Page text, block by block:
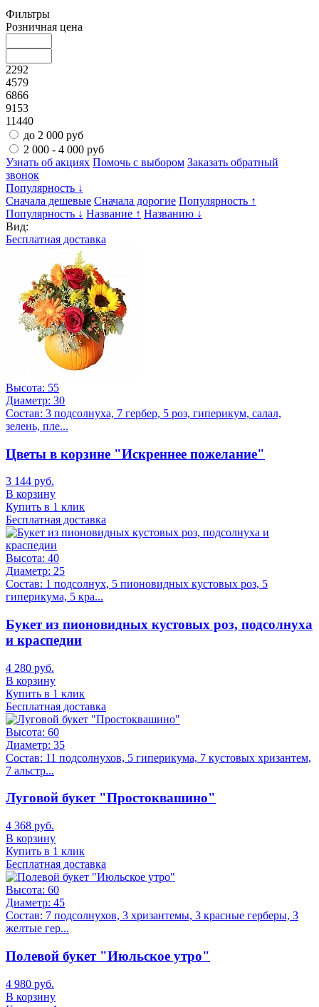
Фильтры
Розничная цена
2292
4579
6866
9153
11440
до 2 000 руб
2 000 - 4 000 руб
Узнать об акциях Помочь с выбором Заказать обратный
звонок
Популярность ↓
Сначала дешевые Сначала дорогие Популярность ↑
Популярность ↓ Название ↑ Названию ↓
Вид:
Бесплатная доставка
Высота: 55
Диаметр: 30
Состав: 3 подсолнуха, 7 гербер, 5 роз, гиперикум, салал,
зелень, пле...
Цветы в корзине "Искреннее пожелание"
3 144 руб.
В корзину
Купить в 1 клик
Бесплатная доставка
Высота: 40
Диаметр: 25
Состав: 1 подсолнух, 5 пионовидных кустовых роз, 5
гиперикума, 5 кра...
Букет из пионовидных кустовых роз, подсолнуха
и краспедии
4 280 руб.
В корзину
Купить в 1 клик
Бесплатная доставка
Высота: 60
Диаметр: 35
Состав: 11 подсолнухов, 5 гиперикума, 7 кустовых хризантем,
7 альстр...
Луговой букет "Простоквашино"
4 368 руб.
В корзину
Купить в 1 клик
Бесплатная доставка
Высота: 60
Диаметр: 45
Состав: 7 подсолнухов, 3 хризантемы, 3 красные герберы, 3
желтые гер...
Полевой букет "Июльское утро"
4 980 руб.
В корзину